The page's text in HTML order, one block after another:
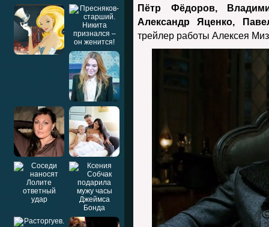
Пётр Фёдоров,
Александр Яценко,
трейлер работы Алексея